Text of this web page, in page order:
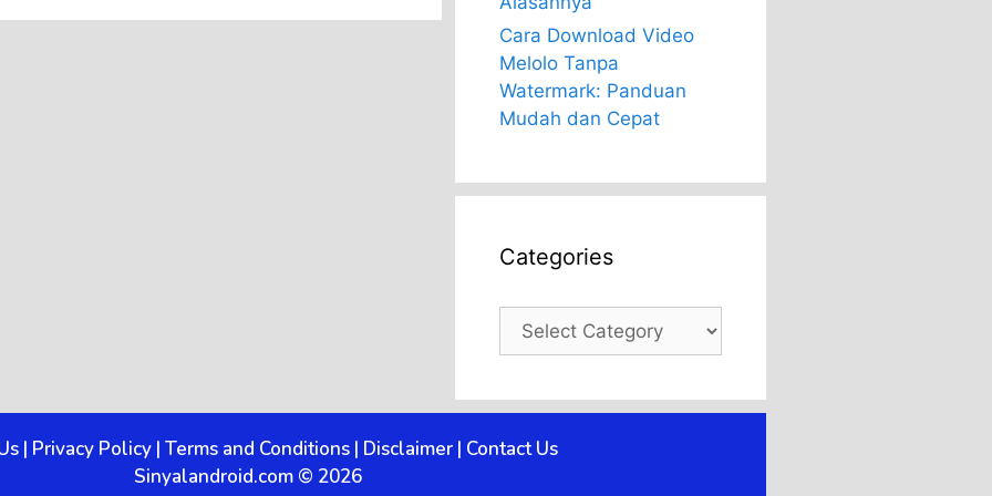
Cara Download Video
Melolo Tanpa
Watermark: Panduan
Mudah dan Cepat
Categories
Categories
| Privacy Policy| Terms and Conditions| Disclaimer| Contact Us
Sinyalandroid.com © 2026